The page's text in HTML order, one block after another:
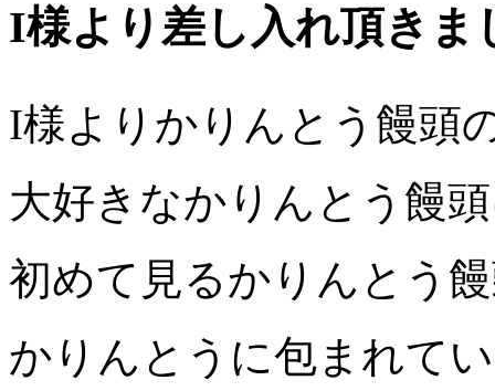
I様より差し入れ頂き
I様よりかりんとう饅頭
大好きなかりんとう饅
初めて見るかりんとう
かりんとうに包まれて